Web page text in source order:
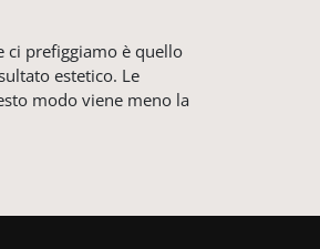
ci prefiggiamo è quello
estetico. Le
modo viene meno la